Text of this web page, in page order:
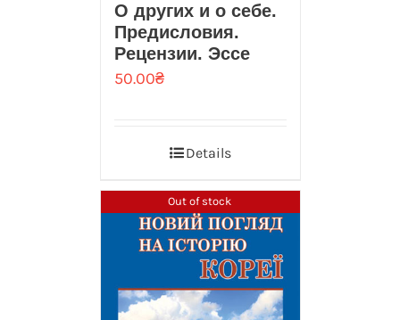
О других и о себе.
Предисловия.
Рецензии. Эссе
50.00₴
Details
Out of stock